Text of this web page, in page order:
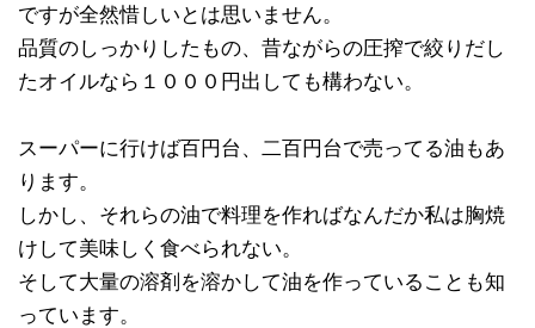
ですが全然惜しいとは思いません。
品質のしっかりしたもの、昔ながらの圧搾で絞りだし
たオイルなら１０００円出しても構わない。
スーパーに行けば百円台、二百円台で売ってる油もあ
ります。
しかし、それらの油で料理を作ればなんだか私は胸焼
けして美味しく食べられない。
そして大量の溶剤を溶かして油を作っていることも知
っています。